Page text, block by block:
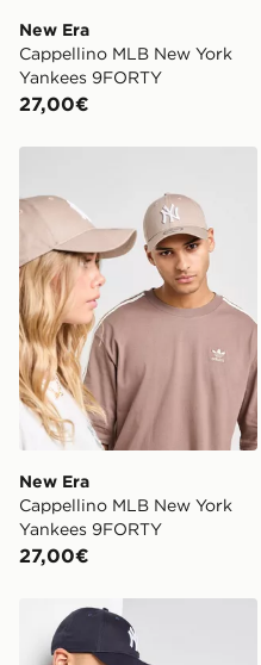
New Era
Cappellino MLB New York
Yankees 9FORTY
27,00€
New Era Cappellino MLB
New Era
Cappellino MLB New York
Yankees 9FORTY
27,00€
New Era MLB 9FORTY